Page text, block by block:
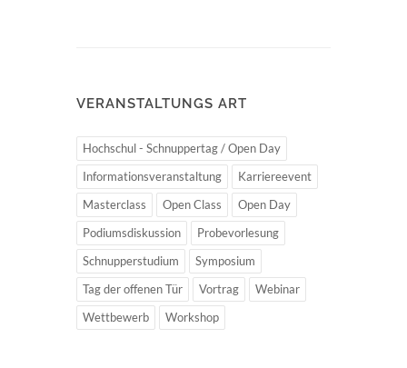
VERANSTALTUNGS ART
Hochschul - Schnuppertag / Open Day
Informationsveranstaltung
Karriereevent
Masterclass
Open Class
Open Day
Podiumsdiskussion
Probevorlesung
Schnupperstudium
Symposium
Tag der offenen Tür
Vortrag
Webinar
Wettbewerb
Workshop